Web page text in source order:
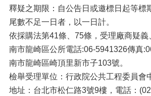
釋疑之期限：自公告日或邀標日起等標
尾數不足一日者，以一日計。
依採購法第41條、75條，受理廠商疑義
南市龍崎區公所電話:06-5941326傳真
南市龍崎區崎頂里新市子103號。
檢舉受理單位：行政院公共工程委員會
地址：台北市松仁路3號9樓，電話：